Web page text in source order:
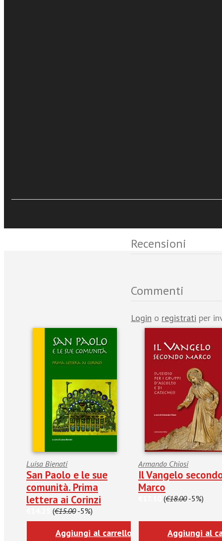
Eventi e News
Recensioni
Commenti
Login o registrati per
Luisa Bienati
San Paolo e le sue
comunità. Prima
lettera ai Corinzi
(€15.00-5%)
Aggiungi al carrello
Armando Chiosi
Il Vangelo
Marco
(€18.00-5%)
Aggiungi al